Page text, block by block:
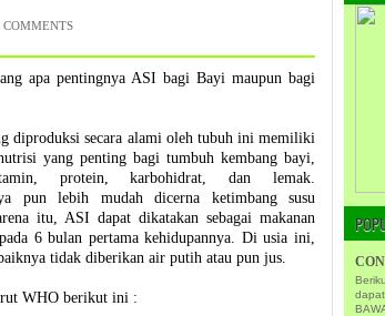
COMMENTS
apa pentingnya ASI bagi Bayi maupun bagi
diproduksi secara alami oleh tubuh ini memiliki
yang penting bagi tumbuh kembang bayi,
protein, karbohidrat, dan lemak.
pun lebih mudah dicerna ketimbang susu
itu, ASI dapat dikatakan sebagai makanan
6 bulan pertama kehidupannya. Di usia ini,
tidak diberikan air putih atau pun jus.
WHO berikut ini :